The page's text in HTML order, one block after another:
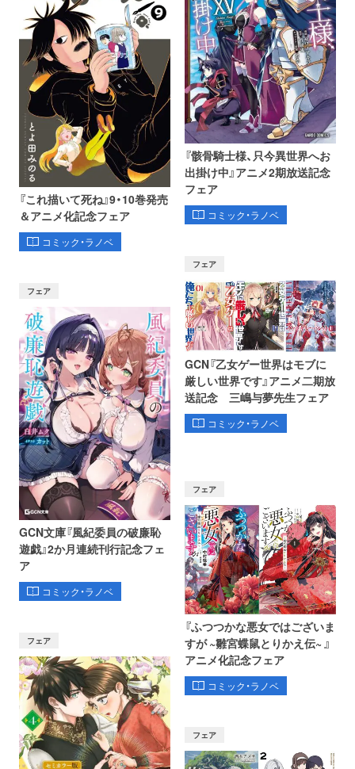
『これ描いて死ね』9・10巻発売
＆アニメ化記念フェア
コミック・ラノベ
『骸骨騎士様、只今異世界へお
出掛け中』アニメ2期放送記念
フェア
コミック・ラノベ
フェア
GCN文庫『風紀委員の破廉恥
遊戯』2か月連続刊行記念フェ
ア
コミック・ラノベ
フェア
GCN『乙女ゲー世界はモブに
厳しい世界です』アニメ二期放
送記念 三嶋与夢先生フェア
コミック・ラノベ
フェア
フェア
『ふつつかな悪女ではございま
すが ~雛宮蝶鼠とりかえ伝~ 』
アニメ化記念フェア
コミック・ラノベ
フェア